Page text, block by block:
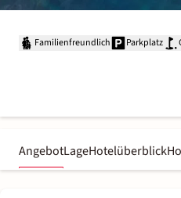
Familienfreundlich Parkplatz
AngebotLageHotelüberblick